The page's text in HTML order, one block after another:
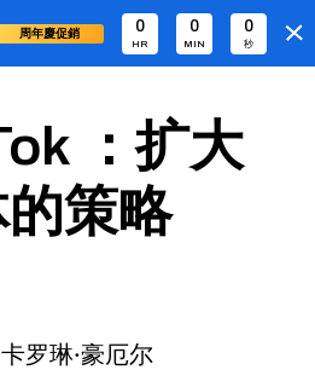
周年慶促銷 0
HR
0
MIN
0
秒
：扩大
策略
卡罗琳·豪厄尔